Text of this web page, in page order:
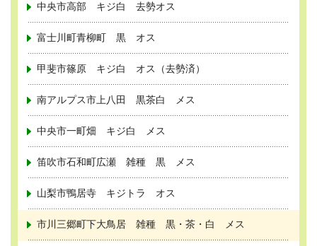
中央市高部 キジ白 去勢オス
富士川町青柳町 黒 オス
甲斐市篠原 キジ白 オス（去勢済）
南アルプス市上八田 黒茶白 メス
中央市一町畑 キジ白 メス
笛吹市石和町広瀬 雑種 黒 メス
山梨市鴨居寺 キジトラ オス
市川三郷町下大鳥居 雑種 黒・茶・白 メス